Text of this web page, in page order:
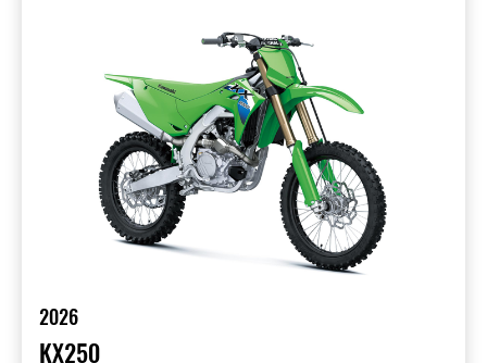
2026
KX250